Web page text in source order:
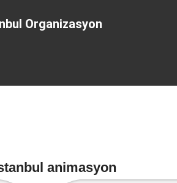
Organizasyon
animasyon